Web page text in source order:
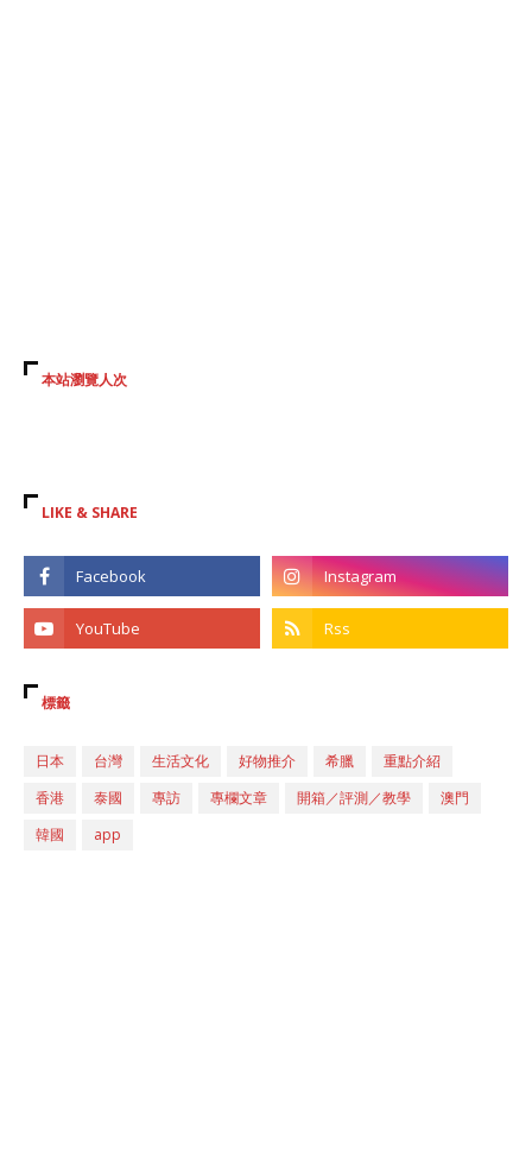
本站瀏覽人次
LIKE & SHARE
標籤
日本 台灣 生活文化 好物推介 希臘
重點介紹
香港
泰國 專訪 專欄文章 開箱／評測／教學
澳門
韓國
app